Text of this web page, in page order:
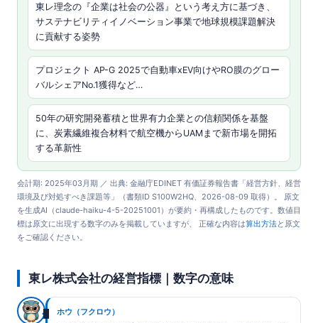
東レ理念の『企業は社会の公器』という考え方に基づき、
サステナビリティイノベーション事業で地球規模課題解決
に貢献する姿勢
プロジェクト AP-G 2025で自動車xEV向けやRO膜のグロー
バルシェアNo.1獲得など…
50年の研究開発蓄積と世界有力企業との信頼関係を基盤
に、炭素繊維複合材料で航空機からUAMまで新市場を開拓
する革新性
会計期: 2025年03月期 ／ 出典: 金融庁EDINET 有価証券報告書「経営方針、経営
環境及び対処すべき課題等」（書類ID S100W2HQ、2026-08-09 取得）。 原文
を生成AI（claude-haiku-4-5-20251001）が要約・再構成したものです。数値目
標は原文に出現する数字のみを掲載していますが、 正確な内容は算出方法と原文
をご確認ください。
東レ株式会社の経営指標｜数字の意味
ホウ（フクロウ）